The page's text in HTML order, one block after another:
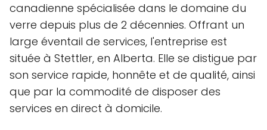
canadienne spécialisée dans le domaine du
verre depuis plus de 2 décennies. Offrant un
large éventail de services, l'entreprise est
située à Stettler, en Alberta. Elle se distigue par
son service rapide, honnête et de qualité, ainsi
que par la commodité de disposer des
services en direct à domicile.